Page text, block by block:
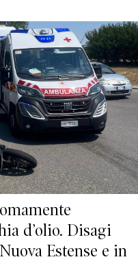
d’olio. Disagi
Estense e in